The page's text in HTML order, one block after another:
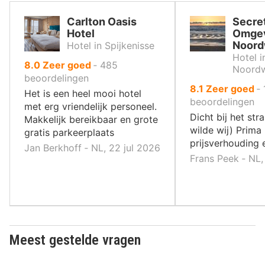
Carlton Oasis
Hotel
Hotel in Spijkenisse
8.0uit
10
Zeer goed ‐ 485
beoordelingen
Het is een heel mooi hotel
met erg vriendelijk personeel.
Makkelijk bereikbaar en grote
gratis parkeerplaats
Jan Berkhoff ‐ NL, 22 jul 2026
Hotel
8.1 uit
10
,
Zeer goed ‐
beoordelingen
Dicht bij het
wilde wij) Prima
prijsverhouding
Frans Peek ‐
Meest gestelde vragen